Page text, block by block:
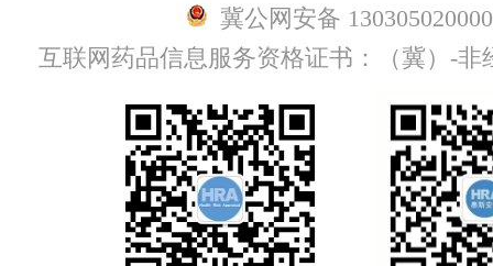
冀公网安备
互联网药品信息服务资格证书：（冀）-非